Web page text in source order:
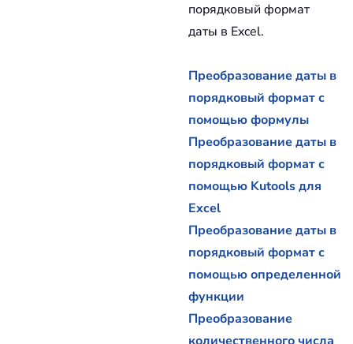
порядковый формат
даты в Excel.
Преобразование даты в
порядковый формат с
помощью формулы
Преобразование даты в
порядковый формат с
помощью Kutools для
Excel
Преобразование даты в
порядковый формат с
помощью определенной
функции
Преобразование